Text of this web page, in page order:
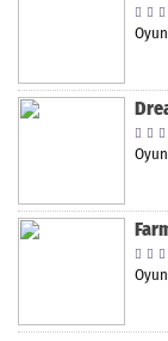
Oyun
Oyun
Oyun